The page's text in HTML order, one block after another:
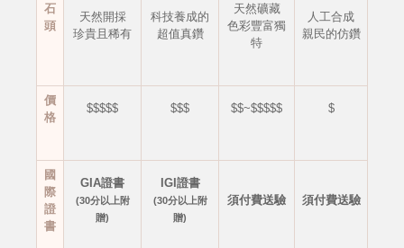
石
頭
天然開採
珍貴且稀有
科技養成的
超值真鑽
天然礦藏
色彩豐富獨
特
人工合成
親民的仿鑽
價
格
$$$$$ $$$ $$~$$$$$ $
國
際
證
書
GIA證書
(30分以上附
贈)
IGI證書
(30分以上附
贈)
須付費送驗 須付費送驗